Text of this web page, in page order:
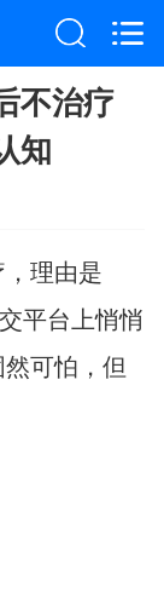
不治疗
知
理由是
平台上悄悄
可怕，但